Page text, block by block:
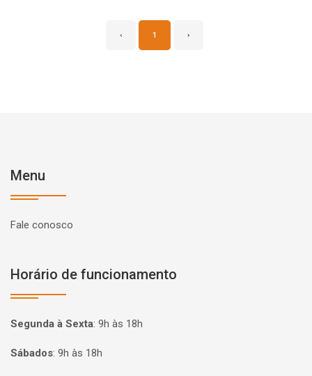
‹ 1 ›
Menu
Fale conosco
Horário de funcionamento
Segunda à Sexta: 9h às 18h
Sábados: 9h às 18h